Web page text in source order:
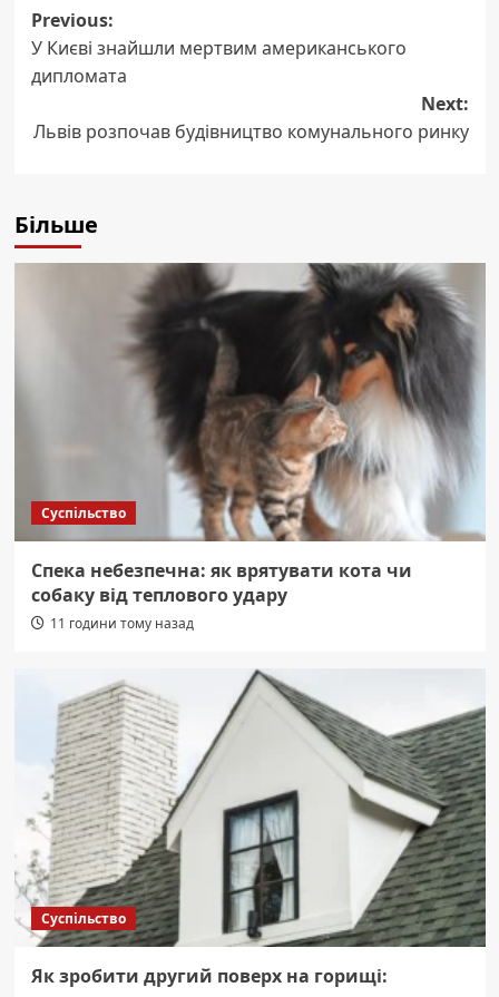
Post
navigation
Previous:
У Києві знайшли мертвим американського
дипломата
Next:
Львів розпочав будівництво комунального ринку
Більше
Суспільство
Спека небезпечна: як врятувати кота чи
собаку від теплового удару
11 години тому назад
Суспільство
Як зробити другий поверх на горищі: